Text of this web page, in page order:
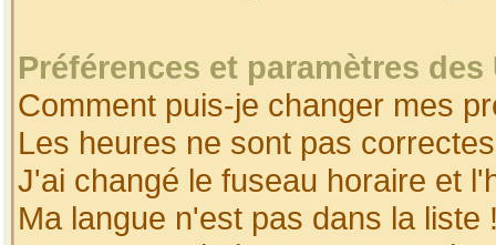
Préférences et paramètres
Comment puis-je changer mes
Les heures ne sont pas
J'ai changé le fuseau horaire et
Ma langue n'est pas dans la liste